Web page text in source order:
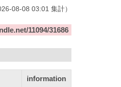
08-08 03:01 集計）
11094/31686
information